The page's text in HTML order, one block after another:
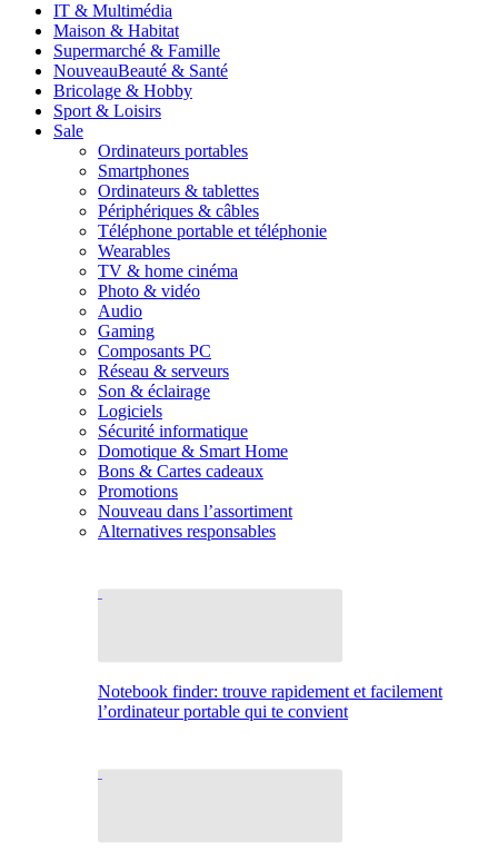
IT & Multimédia
Maison & Habitat
Supermarché & Famille
NouveauBeauté & Santé
Bricolage & Hobby
Sport & Loisirs
Sale
Ordinateurs portables
Smartphones
Ordinateurs & tablettes
Périphériques & câbles
Téléphone portable et téléphonie
Wearables
TV & home cinéma
Photo & vidéo
Audio
Gaming
Composants PC
Réseau & serveurs
Son & éclairage
Logiciels
Sécurité informatique
Domotique & Smart Home
Bons & Cartes cadeaux
Promotions
Nouveau dans l’assortiment
Alternatives responsables
Notebook finder: trouve rapidement et facilement
l’ordinateur portable qui te convient